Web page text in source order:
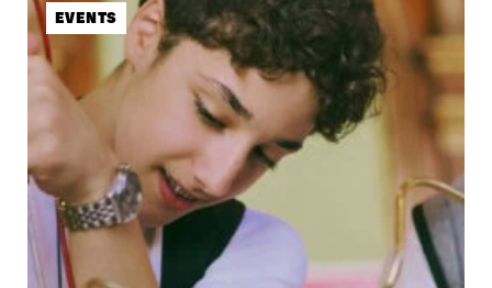
steckt und wie dein Weg dorthin
aussehen kann. Vielleicht startest
auch du bald deine Karriere als
Applikationsingenieur:in?
EVENTS